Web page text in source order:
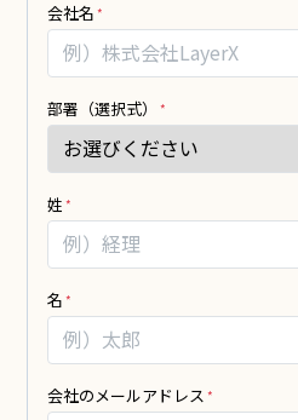
小
口
現
金
の
問
題
点
と
な
く
す
た
め
会社名
部署（選択式）
姓
名
会社のメールアドレス
な
た
が
人
間
の
場
合、
こ
の
フ
ィ
ー
ル